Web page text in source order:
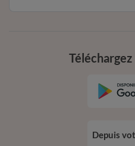
Depuis